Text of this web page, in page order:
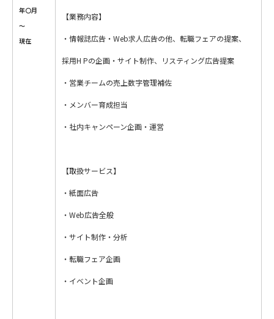
年〇月
～
現在
【業務内容】
・情報誌広告・Web求人広告の他、転職フェアの提案、
採用H Pの企画・サイト制作、リスティング広告提案
・営業チームの売上数字管理補佐
・メンバー育成担当
・社内キャンペーン企画・運営
【取扱サービス】
・紙面広告
・Web広告全般
・サイト制作・分析
・転職フェア企画
・イベント企画